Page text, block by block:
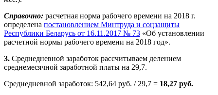
Справочно: расчетная норма рабочего времени на 2018 г.
определена постановлением Минтруда и соцзащиты
Республики Беларусь от 16.11.2017 № 73 «Об установлении
расчетной нормы рабочего времени на 2018 год».
3. Среднедневной заработок рассчитываем делением
среднемесячной заработной платы на 29,7.
Среднедневной заработок: 542,64 руб. / 29,7 = 18,27 руб.